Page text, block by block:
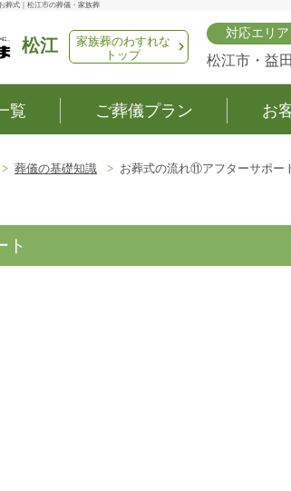
葬式｜松江市の葬儀・家族葬
松江
家族葬のわすれな
トップ
対応エリア
松江市・益
覧 ご葬儀プラン お
葬儀の基礎知識 お葬式の流れ⑪アフターサポー
ト